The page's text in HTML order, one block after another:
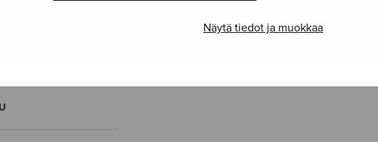
Näytä tiedot ja muokkaa